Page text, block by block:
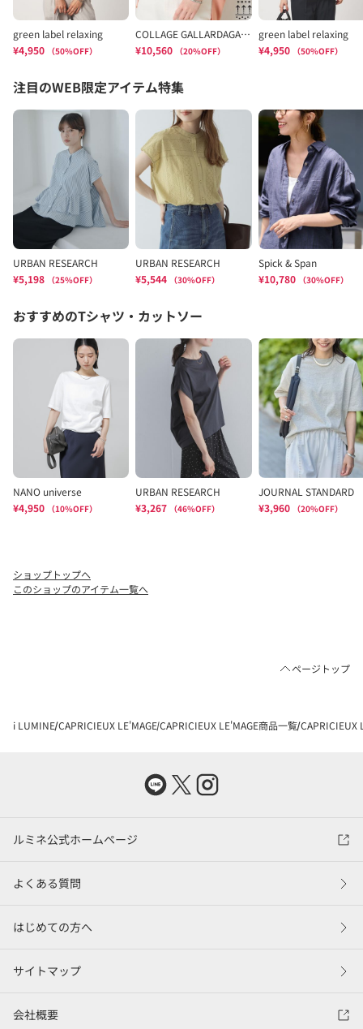
ショップトップへ
このショップのアイテム一覧へ
ページトップ
i LUMINE CAPRICIEUX LE'MAGE CAPRICIEUX LE'MAGE商品一覧 CAPRICIEUX
ルミネ公式ホームページ
よくある質問
はじめての方へ
サイトマップ
会社概要